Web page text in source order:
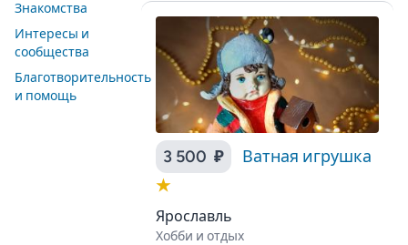
Знакомства
Интересы и
сообщества
Благотворительность
и помощь
3 500 ₽
Ватная игрушка
★
Ярославль
Хобби и отдых